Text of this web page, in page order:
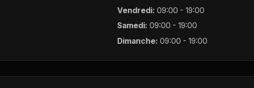
Vendredi: 09:00 - 19:00
Samedi: 09:00 - 19:00
Dimanche: 09:00 - 19:00